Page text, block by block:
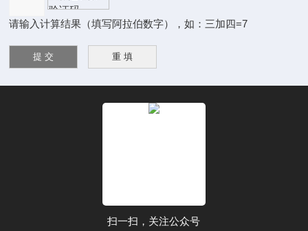
请输入计算结果（填写阿拉伯数字），如：三加四=7
扫一扫，关注公众号